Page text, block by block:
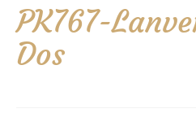
PK767-
Dos